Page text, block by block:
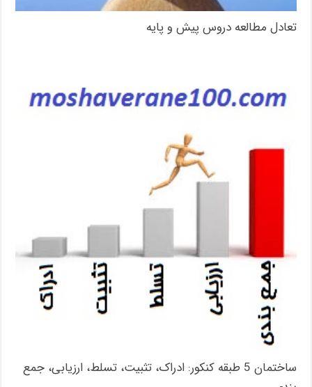
تعادل مطالعه دروس پیش و پایه
ساختمان 5 طبقه کنکور: ادراک، تثبیت، تسلط، ارزیابی، جمع